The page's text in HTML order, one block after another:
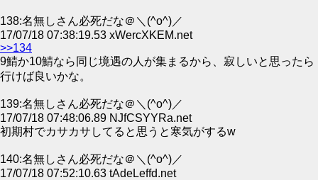
138:名無しさん必死だな＠＼(^o^)／
17/07/18 07:38:19.53 xWercXKEM.net
>>134
9鯖か10鯖なら同じ境遇の人が集まるから、寂しいと思ったら
行けば良いかな。
139:名無しさん必死だな＠＼(^o^)／
17/07/18 07:48:06.89 NJfCSYYRa.net
初期村でカサカサしてると思うと寒気がするw
140:名無しさん必死だな＠＼(^o^)／
17/07/18 07:52:10.63 tAdeLeffd.net